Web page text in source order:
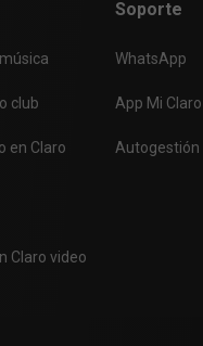
club
en Claro
Claro video
Soporte
WhatsApp
App Mi Claro
Autogestión